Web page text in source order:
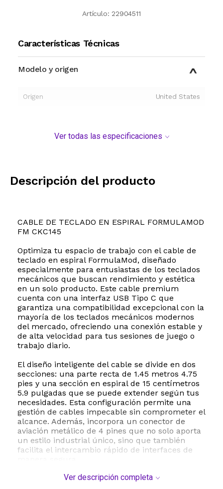
Artículo: 22904511
Características Técnicas
Modelo y origen
Origen United States
Ver todas las especificaciones
Descripción del producto
CABLE DE TECLADO EN ESPIRAL FORMULAMOD
FM CKC145
Optimiza tu espacio de trabajo con el cable de
teclado en espiral FormulaMod, diseñado
especialmente para entusiastas de los teclados
mecánicos que buscan rendimiento y estética
en un solo producto. Este cable premium
cuenta con una interfaz USB Tipo C que
garantiza una compatibilidad excepcional con la
mayoría de los teclados mecánicos modernos
del mercado, ofreciendo una conexión estable y
de alta velocidad para tus sesiones de juego o
trabajo diario.
El diseño inteligente del cable se divide en dos
secciones: una parte recta de 1.45 metros 4.75
pies y una sección en espiral de 15 centímetros
5.9 pulgadas que se puede extender según tus
necesidades. Esta configuración permite una
gestión de cables impecable sin comprometer el
alcance. Además, incorpora un conector de
aviación metálico de 4 pines que no solo aporta
un estilo industrial único, sino que también
facilita el intercambio rápido de interfaces de
Construido para durar, el cable FormulaMod
Ver descripción completa